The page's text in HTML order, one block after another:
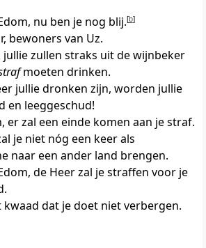
nu ben je nog blij.[b]
bewoners van Uz.
jullie zullen straks uit de wijnbeker
moeten drinken.
jullie dronken zijn, worden jullie
en leeggeschud!
er zal een einde komen aan je straf.
je niet nóg een keer als
naar een ander land brengen.
de Heer zal je straffen voor je
kwaad dat je doet niet verbergen.